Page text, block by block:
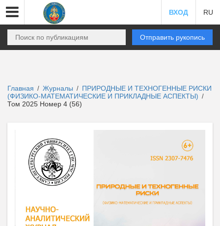
ВХОД RU
Отправить рукопись
Главная / Журналы / ПРИРОДНЫЕ И ТЕХНОГЕННЫЕ РИСКИ
(ФИЗИКО-МАТЕМАТИЧЕСКИЕ И ПРИКЛАДНЫЕ АСПЕКТЫ) /
Том 2025 Номер 4 (56)